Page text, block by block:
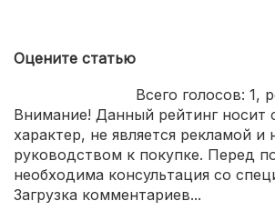
Оцените статью
Всего голосов: 1,
Внимание! Данный рейтинг носит
характер, не является рекламой и
руководством к покупке. Перед
необходима консультация со
Загрузка комментариев...